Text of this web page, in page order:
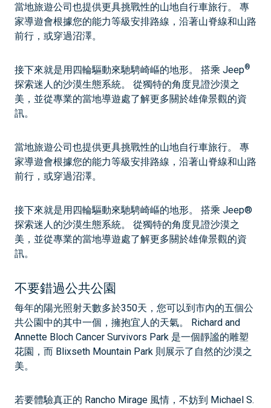
當地旅遊公司也提供更具挑戰性的山地自行車旅行。 專
家導遊會根據您的能力等級安排路線，沿著山脊線和山路
前行，或穿過沼澤。
接下來就是用四輪驅動來馳騁崎嶇的地形。 搭乘 Jeep®
探索迷人的沙漠生態系統。 從獨特的角度見證沙漠之
美，並從專業的當地導遊處了解更多關於雄偉景觀的資
訊。
當地旅遊公司也提供更具挑戰性的山地自行車旅行。 專
家導遊會根據您的能力等級安排路線，沿著山脊線和山路
前行，或穿過沼澤。
接下來就是用四輪驅動來馳騁崎嶇的地形。 搭乘 Jeep®
探索迷人的沙漠生態系統。 從獨特的角度見證沙漠之
美，並從專業的當地導遊處了解更多關於雄偉景觀的資
訊。
不要錯過公共公園
每年的陽光照射天數多於350天，您可以到市內的五個公
共公園中的其中一個，擁抱宜人的天氣。 Richard and
Annette Bloch Cancer Survivors Park 是一個靜謐的雕塑
花園，而 Blixseth Mountain Park 則展示了自然的沙漠之
美。
若要體驗真正的 Rancho Mirage 風情，不妨到 Michael S.